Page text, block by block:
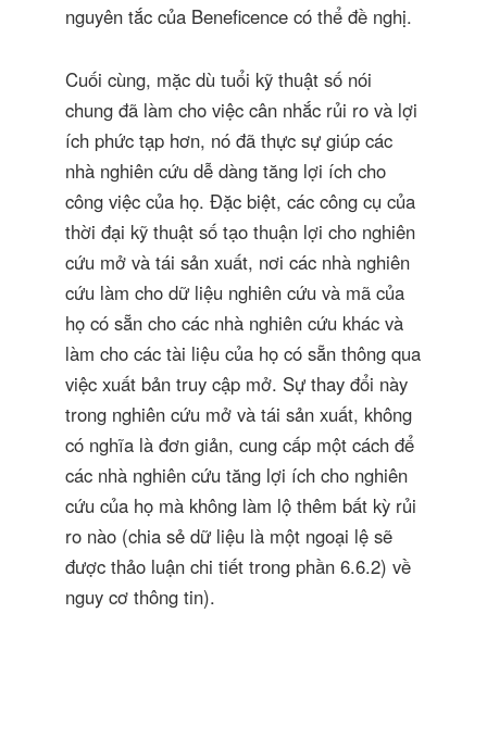
nguyên tắc của Beneficence có thể đề nghị.
Cuối cùng, mặc dù tuổi kỹ thuật số nói
chung đã làm cho việc cân nhắc rủi ro và lợi
ích phức tạp hơn, nó đã thực sự giúp các
nhà nghiên cứu dễ dàng tăng lợi ích cho
công việc của họ. Đặc biệt, các công cụ của
thời đại kỹ thuật số tạo thuận lợi cho nghiên
cứu mở và tái sản xuất, nơi các nhà nghiên
cứu làm cho dữ liệu nghiên cứu và mã của
họ có sẵn cho các nhà nghiên cứu khác và
làm cho các tài liệu của họ có sẵn thông qua
việc xuất bản truy cập mở. Sự thay đổi này
trong nghiên cứu mở và tái sản xuất, không
có nghĩa là đơn giản, cung cấp một cách để
các nhà nghiên cứu tăng lợi ích cho nghiên
cứu của họ mà không làm lộ thêm bất kỳ rủi
ro nào (chia sẻ dữ liệu là một ngoại lệ sẽ
được thảo luận chi tiết trong phần 6.6.2) về
nguy cơ thông tin).